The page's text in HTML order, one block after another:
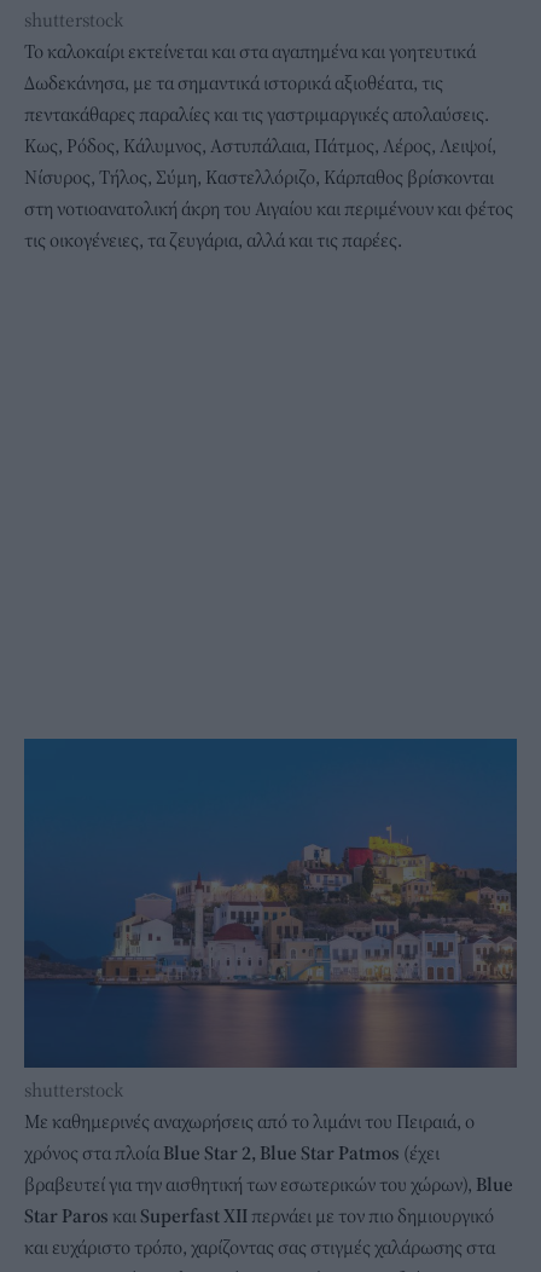
shutterstock
Το καλοκαίρι εκτείνεται και στα αγαπημένα και γοητευτικά
Δωδεκάνησα, με τα σημαντικά ιστορικά αξιοθέατα, τις
πεντακάθαρες παραλίες και τις γαστριμαργικές απολαύσεις.
Κως, Ρόδος, Κάλυμνος, Αστυπάλαια, Πάτμος, Λέρος, Λειψοί,
Νίσυρος, Τήλος, Σύμη, Καστελλόριζο, Κάρπαθος βρίσκονται
στη νοτιοανατολική άκρη του Αιγαίου και περιμένουν και φέτος
τις οικογένειες, τα ζευγάρια, αλλά και τις παρέες.
shutterstock
Με καθημερινές αναχωρήσεις από το λιμάνι του Πειραιά, ο
χρόνος στα πλοία Blue Star 2, Blue Star Patmos (έχει
βραβευτεί για την αισθητική των εσωτερικών του χώρων), Blue
Star Paros και Superfast XII περνάει με τον πιο δημιουργικό
και ευχάριστο τρόπο, χαρίζοντας σας στιγμές χαλάρωσης στα